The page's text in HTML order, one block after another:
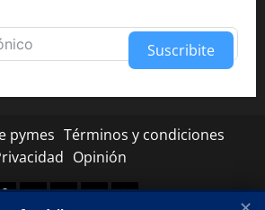
Suscribite
pymes Términos y condiciones
Opinión
TwitterLinkedinYoutubeInstagram